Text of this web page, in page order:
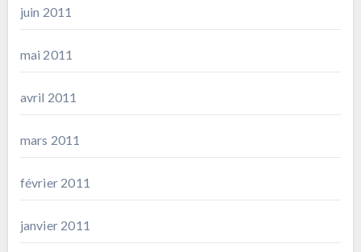
juin 2011
mai 2011
avril 2011
mars 2011
février 2011
janvier 2011